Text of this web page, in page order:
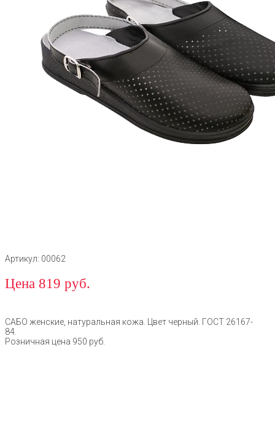
Артикул: 00062
Цена 819 руб.
САБО женские, натуральная кожа. Цвет черный. ГОСТ 26167-
84.
Розничная цена 950 руб.